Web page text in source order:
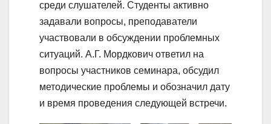
среди слушателей. Студенты активно
задавали вопросы, преподаватели
участвовали в обсуждении проблемных
ситуаций. А.Г. Мордкович ответил на
вопросы участников семинара, обсудил
методические проблемы и обозначил дату
и время проведения следующей встречи.